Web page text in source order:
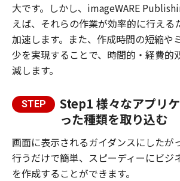
大です。しかし、imageWARE
えば、それらの作業が効率的に行える
加速します。また、作成時間の短縮や
少を実現することで、時間的・経費的
減します。
STEP
Step1 様々なアプリ
った種類を取り込む
画面に表示されるガイダンスにしたが
行うだけで簡単、スピーディーにビジ
を作成することができます。